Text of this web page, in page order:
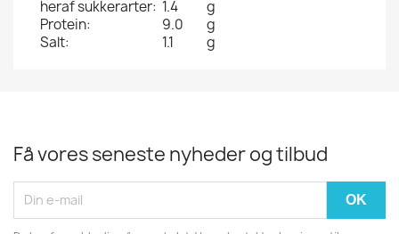
heraf sukkerarter: 1.4
g
Protein:
9.0
g
Salt:
1.1 g
Få vores seneste nyheder og tilbud